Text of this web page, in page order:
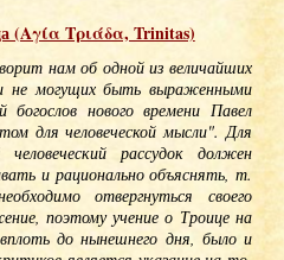
(Αγία Τριάδα, Trinitas)
нам об одной из величайших
не могущих быть выраженными
нового времени Павел
для человеческой мысли". Для
рассудок должен
и рационально объяснять, т.
отвергнуться своего
поэтому учение о Троице на
до нынешнего дня, было и